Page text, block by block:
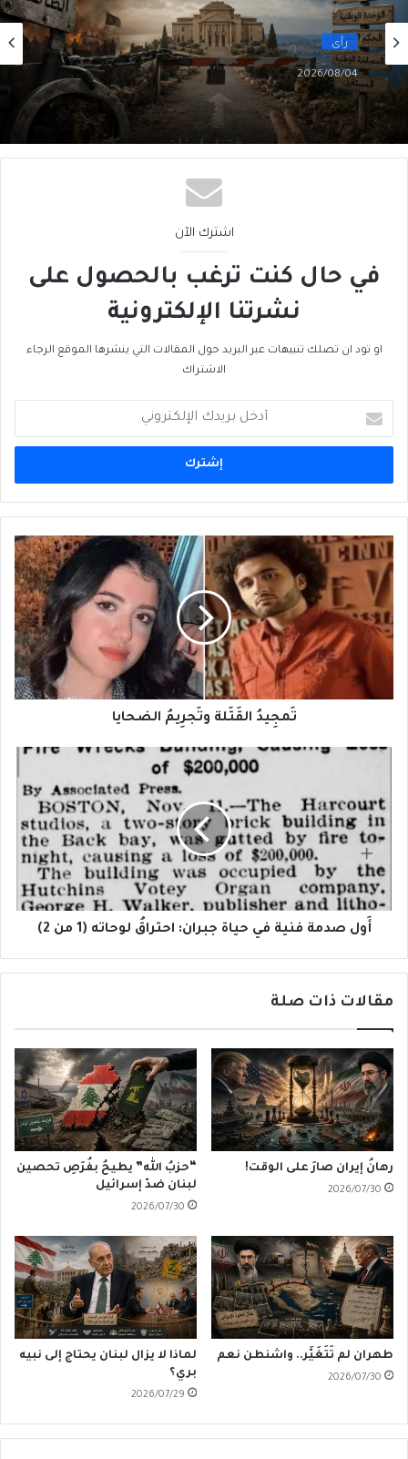
رأي
2026/08/04
هل الحُكمُ امتناع؟!
اشترك الآن
في حال كنت ترغب بالحصول على
نشرتنا الإلكترونية
او تود ان تصلك تنبيهات عبر البريد حول المقالات التي ينشرها الموقع الرجاء
الاشتراك
بريدك
الإلكتروني
تَمجِيدُ
القَتَلة
وتَجرِيمُ
الضحايا
تَمجِيدُ القَتَلة وتَجرِيمُ الضحايا
أَول
في
حياة
جبران:
احتراقُ
لوحاته
(1
أَول صدمة فنية في حياة جبران: احتراقُ لوحاته (1 من 2)
مقالات ذات صلة
رهانُ إيران صارَ على الوقت!
2026/07/30
“حزبُ الله” يطيحُ بفُرَصِ تحصين
لبنان ضدّ إسرائيل
2026/07/30
طهران لم تَتَغَيَّر.. واشنطن نعم
2026/07/30
لماذا لا يزال لبنان يحتاج إلى نبيه
بري؟
2026/07/29